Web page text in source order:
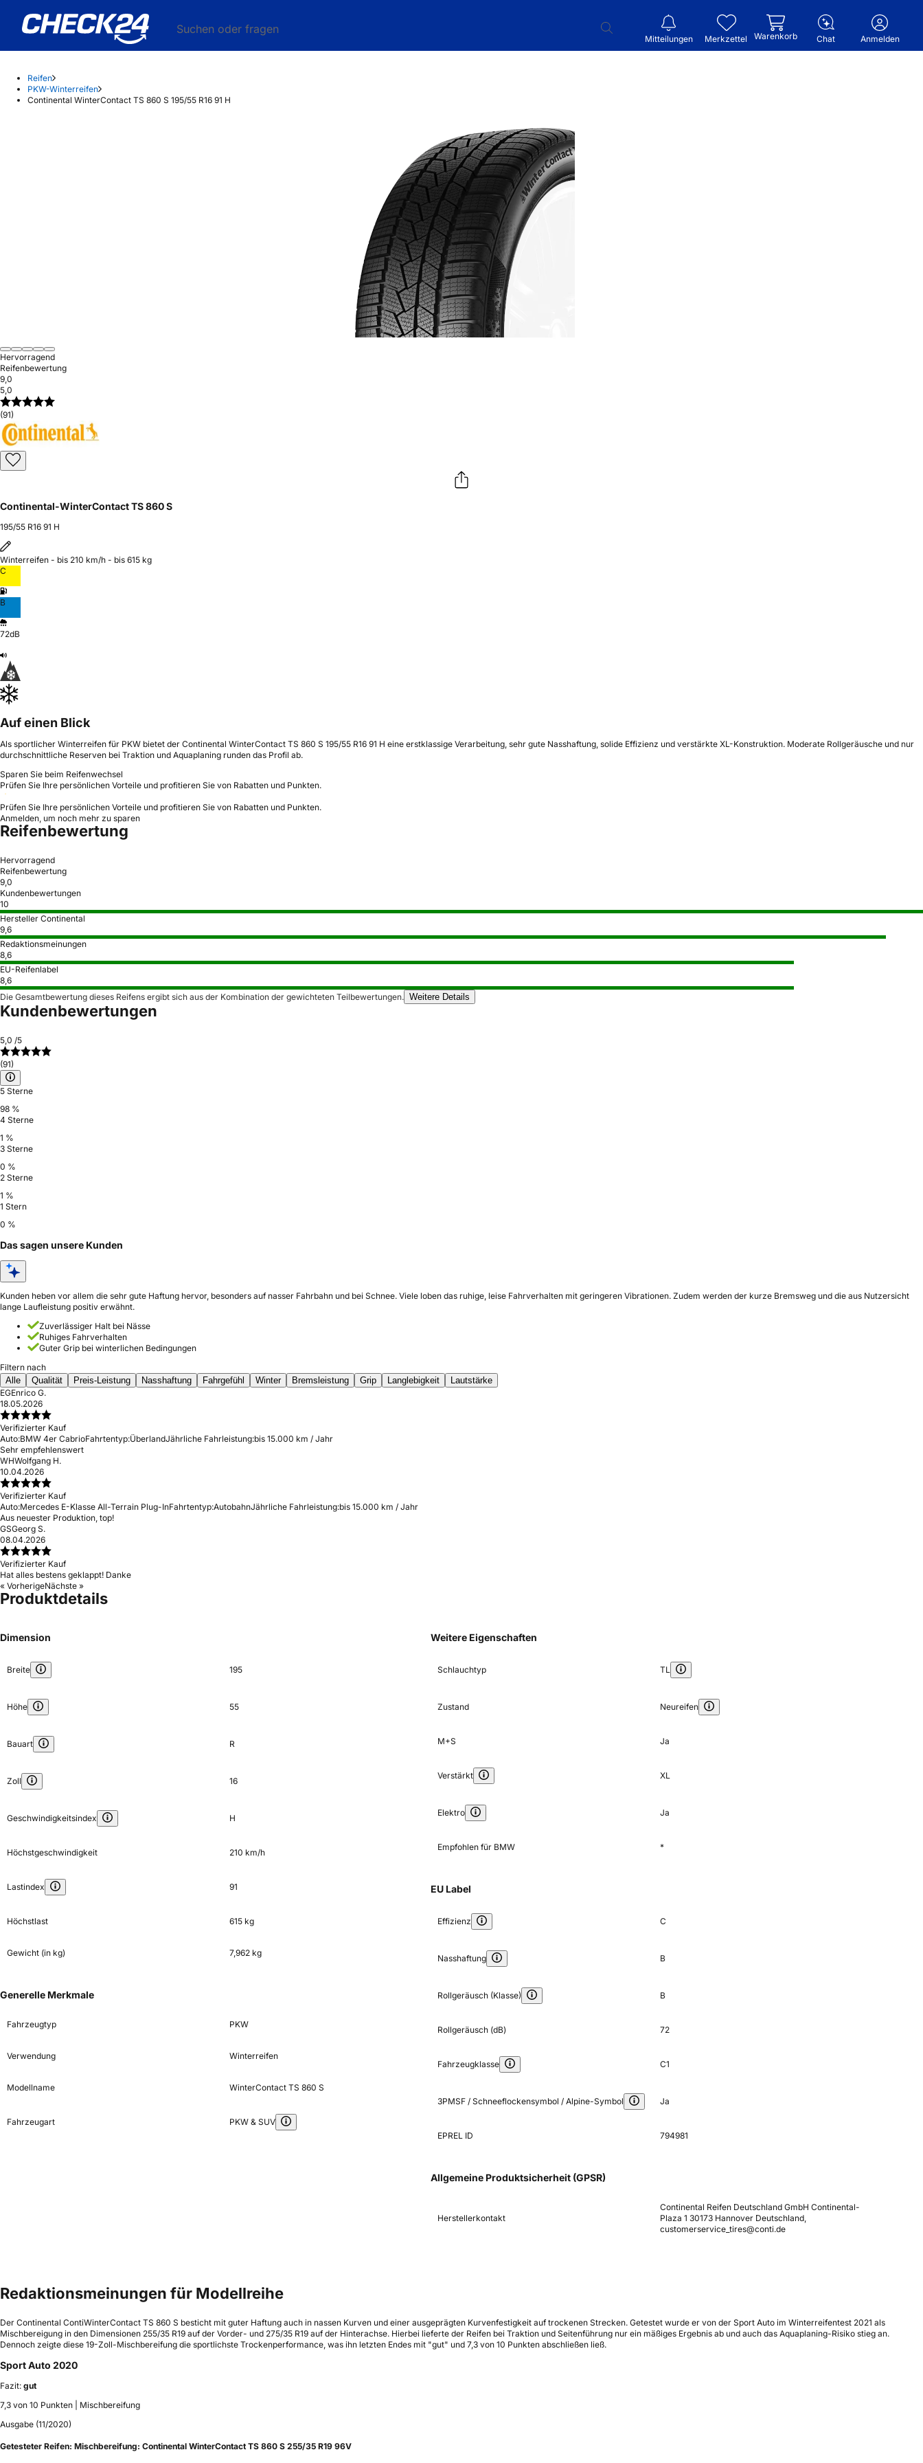
Suchen oder fragen
Mitteilungen Merkzettel Warenkorb Chat Anmelden
Reifen
PKW-Winterreifen
Continental WinterContact TS 860 S 195/55 R16 91 H
Hervorragend
Reifenbewertung
9,0
5,0
(91)
Continental-WinterContact TS 860 S
195/55 R16 91 H
Winterreifen - bis 210 km/h - bis 615 kg
C
B
72dB
Auf einen Blick
Als sportlicher Winterreifen für PKW bietet der Continental WinterContact TS 860 S 195/55 R16 91 H eine erstklassige Verarbeitung, sehr gute Nasshaftung, solide Effizienz und verstärkte XL-Konstruktion. Moderate Rollgeräusche und nur
durchschnittliche Reserven bei Traktion und Aquaplaning runden das Profil ab.
Sparen Sie beim Reifenwechsel
Prüfen Sie Ihre persönlichen Vorteile und profitieren Sie von Rabatten und Punkten.
Prüfen Sie Ihre persönlichen Vorteile und profitieren Sie von Rabatten und Punkten.
Anmelden, um noch mehr zu sparen
Reifenbewertung
Hervorragend
Reifenbewertung
9,0
Kundenbewertungen
10
Hersteller Continental
9,6
Redaktionsmeinungen
8,6
EU-Reifenlabel
8,6
Die Gesamtbewertung dieses Reifens ergibt sich aus der Kombination der gewichteten Teilbewertungen. Weitere Details
Kundenbewertungen
5,0 /5
(91)
5 Sterne
98 %
4 Sterne
1 %
3 Sterne
0 %
2 Sterne
1 %
1 Stern
0 %
Das sagen unsere Kunden
Kunden heben vor allem die sehr gute Haftung hervor, besonders auf nasser Fahrbahn und bei Schnee. Viele loben das ruhige, leise Fahrverhalten mit geringeren Vibrationen. Zudem werden der kurze Bremsweg und die aus Nutzersicht
lange Laufleistung positiv erwähnt.
Zuverlässiger Halt bei Nässe
Ruhiges Fahrverhalten
Guter Grip bei winterlichen Bedingungen
Filtern nach
Alle
Qualität Preis-Leistung Nasshaftung Fahrgefühl Winter Bremsleistung Grip Langlebigkeit
Lautstärke
EGEnrico G.
18.05.2026
Verifizierter Kauf
Auto:BMW 4er CabrioFahrtentyp:ÜberlandJährliche Fahrleistung:bis 15.000 km / Jahr
Sehr empfehlenswert
WHWolfgang H.
10.04.2026
Verifizierter Kauf
Auto:Mercedes E-Klasse All-Terrain Plug-InFahrtentyp:AutobahnJährliche Fahrleistung:bis 15.000 km / Jahr
Aus neuester Produktion, top!
GSGeorg S.
08.04.2026
Verifizierter Kauf
Hat alles bestens geklappt! Danke
« VorherigeNächste »
Produktdetails
Dimension
Breite 195
Höhe 55
Bauart R
Zoll 16
Geschwindigkeitsindex H
Höchstgeschwindigkeit 210 km/h
Lastindex 91
Höchstlast 615 kg
Gewicht (in kg) 7,962 kg
Generelle Merkmale
Fahrzeugtyp PKW
Verwendung Winterreifen
Modellname WinterContact TS 860 S
Fahrzeugart PKW & SUV
Weitere Eigenschaften
Schlauchtyp TL
Zustand Neureifen
M+S Ja
Verstärkt XL
Elektro Ja
Empfohlen für BMW *
EU Label
Effizienz C
Nasshaftung B
Rollgeräusch (Klasse) B
Rollgeräusch (dB) 72
Fahrzeugklasse C1
3PMSF / Schneeflockensymbol / Alpine-Symbol Ja
EPREL ID 794981
Allgemeine Produktsicherheit (GPSR)
Herstellerkontakt
Continental Reifen Deutschland GmbH Continental-
Plaza 1 30173 Hannover Deutschland,
customerservice_tires@conti.de
Redaktionsmeinungen für Modellreihe
Der Continental ContiWinterContact TS 860 S besticht mit guter Haftung auch in nassen Kurven und einer ausgeprägten Kurvenfestigkeit auf trockenen Strecken. Getestet wurde er von der Sport Auto im Winterreifentest 2021 als
Mischbereigung in den Dimensionen 255/35 R19 auf der Vorder- und 275/35 R19 auf der Hinterachse. Hierbei lieferte der Reifen bei Traktion und Seitenführung nur ein mäßiges Ergebnis ab und auch das Aquaplaning-Risiko stieg an.
Dennoch zeigte diese 19-Zoll-Mischbereifung die sportlichste Trockenperformance, was ihn letzten Endes mit "gut" und 7,3 von 10 Punkten abschließen ließ.
Sport Auto 2020
Fazit: gut
7,3 von 10 Punkten | Mischbereifung
Ausgabe (11/2020)
Getesteter Reifen: Mischbereifung: Continental WinterContact TS 860 S 255/35 R19 96V